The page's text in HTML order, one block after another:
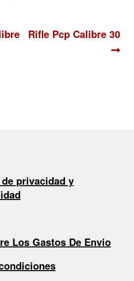
Siguiente:
Rifle Pcp Calibre 30
privacidad y
Los Gastos De Envio